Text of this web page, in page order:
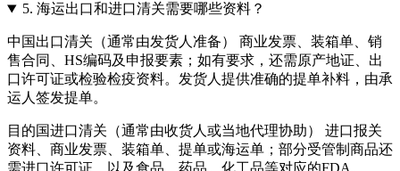
5. 海运出口和进口清关需要哪些资料？
中国出口清关（通常由发货人准备） 商业发票、装箱单、销
售合同、HS编码及申报要素；如有要求，还需原产地证、出
口许可证或检验检疫资料。发货人提供准确的提单补料，由承
运人签发提单。
目的国进口清关（通常由收货人或当地代理协助） 进口报关
资料、商业发票、装箱单、提单或海运单；部分受管制商品还